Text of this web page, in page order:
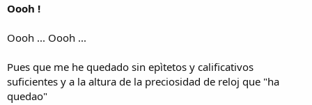
Oooh !
Oooh ... Oooh ...
Pues que me he quedado sin epìtetos y calificativos
suficientes y a la altura de la preciosidad de reloj que "ha
quedao"